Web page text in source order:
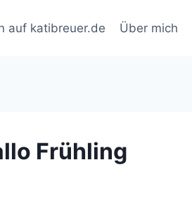
auf katibreuer.de Über mich
Frühling